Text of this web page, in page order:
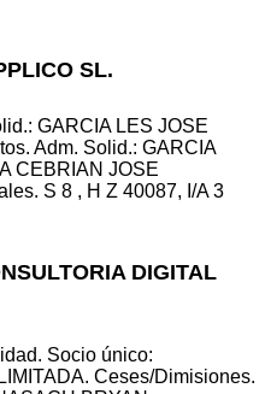
SL.
GARCIA LES JOSE
Adm. Solid.: GARCIA
CEBRIAN JOSE
S 8 , H Z 40087, I/A 3
DIGITAL
Socio único:
Ceses/Dimisiones.